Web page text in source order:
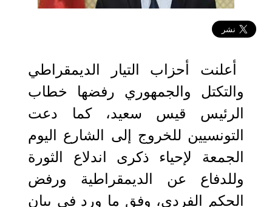
أعلنت أحزاب التيار الديمقراطي
والتكتل والجمهوري رفضها خطاب
الرئيس قيس سعيد، كما دعت
التونسيين للخروج إلى الشارع اليوم
الجمعة لإحياء ذكرى اندلاع الثورة
وللدفاع عن الديمقراطية ورفض
الحكم الفردي، وفق ما ورد في بيان